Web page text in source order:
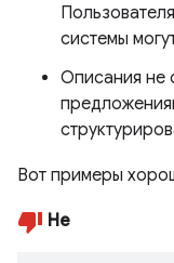
системы
Описания не
Вот примеры
Не